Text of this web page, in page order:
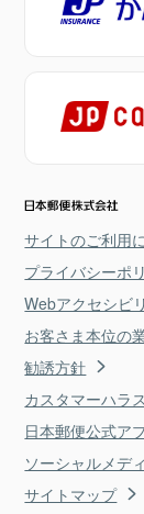
サイトのご利用
プライバシーポ
Webアクセシビ
お客さま本位の
勧誘方針
カスタマーハラ
日本郵便公式ア
ソーシャルメデ
サイトマップ